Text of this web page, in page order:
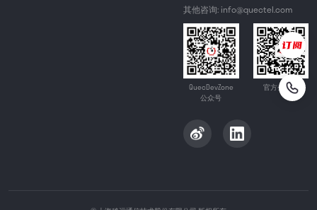
其他咨询: info@quectel.com
QuecDevZone
公众号
官方公众号